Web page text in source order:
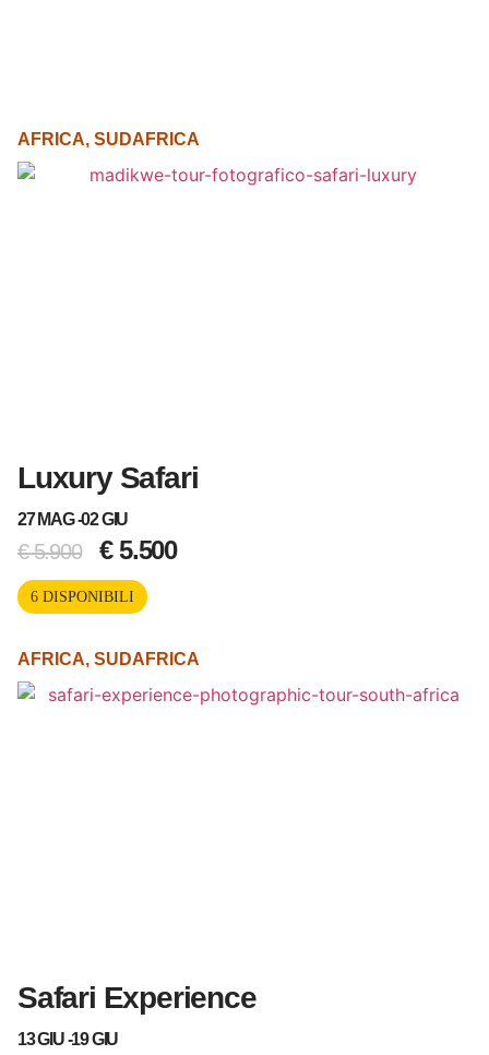
AFRICA, SUDAFRICA
Luxury Safari
27 MAG -02 GIU
€5.900 €5.500
6 DISPONIBILI
AFRICA, SUDAFRICA
Safari Experience
13 GIU -19 GIU